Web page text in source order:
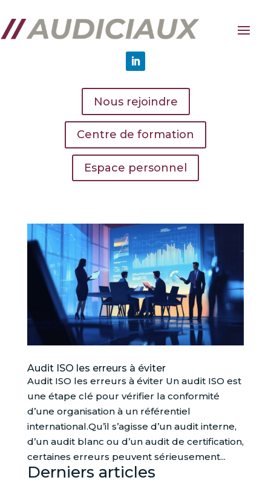
Nous rejoindre
Centre de formation
Espace personnel
Audit ISO les erreurs à éviter
Audit ISO les erreurs à éviter Un audit ISO est
une étape clé pour vérifier la conformité
d’une organisation à un référentiel
international.Qu’il s’agisse d’un audit interne,
d’un audit blanc ou d’un audit de certification,
certaines erreurs peuvent sérieusement...
Derniers articles